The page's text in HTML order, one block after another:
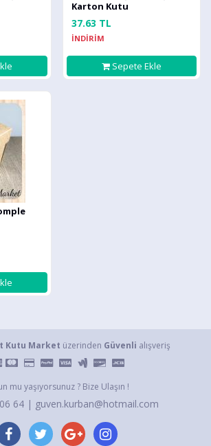
Karton Kutu
37.63 TL
İNDİRİM
Sepete Ekle
Kutu Market üzerinden Güvenli alışveriş
mu yaşıyorsunuz ? Bize Ulaşın !
64 | guven.kurban@hotmail.com